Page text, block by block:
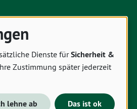
Dienste fürSicherheit &
Zustimmung später jederzeit
lehne ab Das ist ok